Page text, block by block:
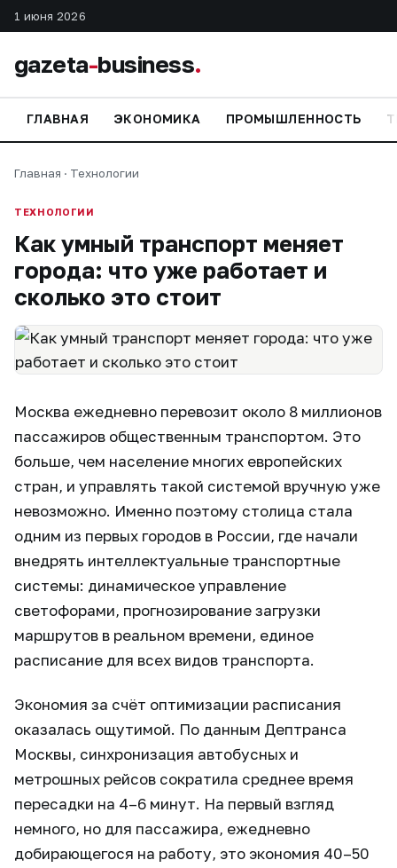
1 июня 2026
gazeta-business.
ГЛАВНАЯ ЭКОНОМИКА ПРОМЫШЛЕННОСТЬ
Главная · Технологии
ТЕХНОЛОГИИ
Как умный транспорт меняет
города: что уже работает и
сколько это стоит
Москва ежедневно перевозит около 8 миллионов
пассажиров общественным транспортом. Это
больше, чем население многих европейских
стран, и управлять такой системой вручную уже
невозможно. Именно поэтому столица стала
одним из первых городов в России, где начали
внедрять интеллектуальные транспортные
системы: динамическое управление
светофорами, прогнозирование загрузки
маршрутов в реальном времени, единое
расписание для всех видов транспорта.
Экономия за счёт оптимизации расписания
оказалась ощутимой. По данным Дептранса
Москвы, синхронизация автобусных и
метрошных рейсов сократила среднее время
пересадки на 4–6 минут. На первый взгляд
немного, но для пассажира, ежедневно
добирающегося на работу, это экономия 40–50